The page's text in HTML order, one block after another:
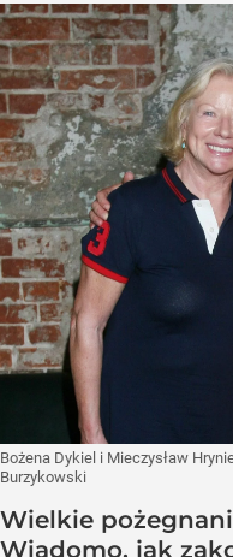
Bożena Dykiel i Mieczysław
Burzykowski
Wielkie
Wiadomo, jak